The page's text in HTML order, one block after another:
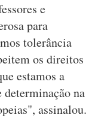
e
para
tolerância
os direitos
estamos a
determinação na
assinalou.